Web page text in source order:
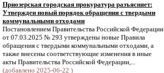
Приозерская городская прокуратура разъясняет:
Утвержден новый порядок обращения с твердыми
коммунальными отходами
Постановлением Правительства Российской Федерации
от 07.03.2025 № 293 утверждены новые Правила
обращения с твердыми коммунальными отходами, а
также внесены соответствующие изменения в иные
акты Правительства Российской Федерации,...
(добавлено 2025-06-22 )